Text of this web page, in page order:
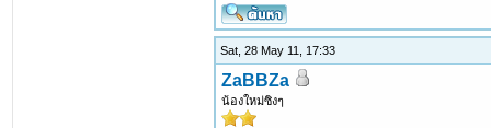
Sat, 28 May 11, 17:33
ZaBBZa
น้องใหม่ซิงๆ